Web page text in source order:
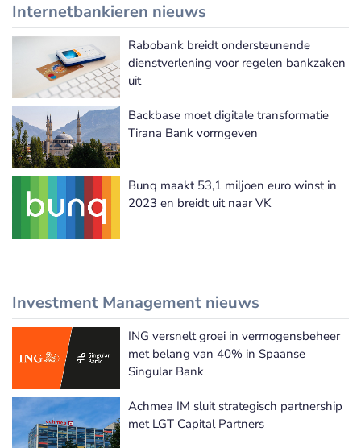
Internetbankieren nieuws
Meer Internetbankieren nieuws
Rabobank breidt ondersteunende
dienstverlening voor regelen bankzaken
uit
Backbase moet digitale transformatie
Tirana Bank vormgeven
Bunq maakt 53,1 miljoen euro winst in
2023 en breidt uit naar VK
Investment Management nieuws
Meer Investment Management nieuws
ING versnelt groei in vermogensbeheer
met belang van 40% in Spaanse
Singular Bank
Achmea IM sluit strategisch partnership
met LGT Capital Partners